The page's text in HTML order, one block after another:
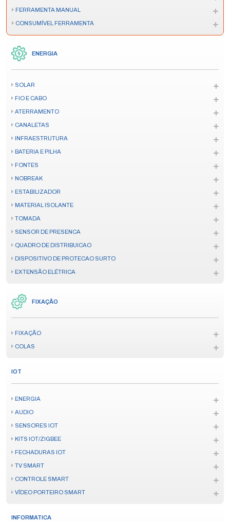
FERRAMENTA MANUAL
CONSUMÍVEL FERRAMENTA
ENERGIA
SOLAR
FIO E CABO
ATERRAMENTO
CANALETAS
INFRAESTRUTURA
BATERIA E PILHA
FONTES
NOBREAK
ESTABILIZADOR
MATERIAL ISOLANTE
TOMADA
SENSOR DE PRESENCA
QUADRO DE DISTRIBUICAO
DISPOSITIVO DE PROTECAO SURTO
EXTENSÃO ELÉTRICA
FIXAÇÃO
FIXAÇÃO
COLAS
IOT
ENERGIA
AUDIO
SENSORES IOT
KITS IOT/ZIGBEE
FECHADURAS IOT
TV SMART
CONTROLE SMART
VÍDEO PORTEIRO SMART
INFORMATICA